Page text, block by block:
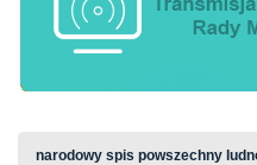
narodowy spis powszechny